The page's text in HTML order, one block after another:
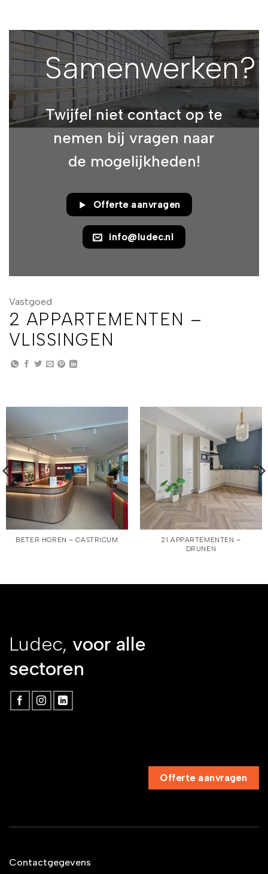
Samenwerken?
Twijfel niet contact op te
nemen bij vragen naar
de mogelijkheden!
Offerte aanvragen
info@ludec.nl
Vastgoed
2 APPARTEMENTEN –
VLISSINGEN
BETER HOREN – CASTRICUM
21 APPARTEMENTEN –
DRUNEN
Ludec, voor alle
sectoren
Offerte aanvragen
Contactgegevens